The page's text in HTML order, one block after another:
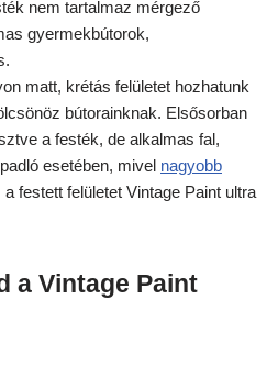
nem tartalmaz mérgező
gyermekbútorok,
matt, krétás felületet hozhatunk
bútorainknak. Elsősorban
a festék, de alkalmas fal,
esetében, mivel nagyobb
festett felületet Vintage Paint ultra
a Vintage Paint